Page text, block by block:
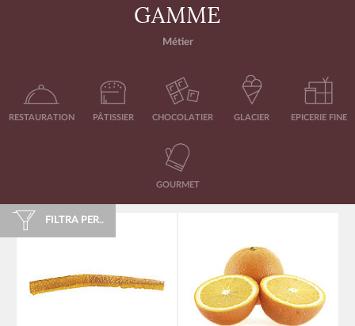
GAMME
Métier
RESTAURATION PÂTISSIER CHOCOLATIER GLACIER EPICERIE FINE
GOURMET
FILTRA PER..